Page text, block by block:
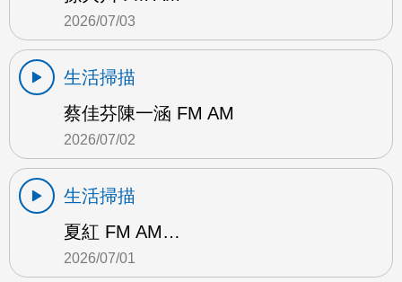
2026/07/03
生活掃描
蔡佳芬陳一涵 FM AM
2026/07/02
生活掃描
夏紅 FM AM…
2026/07/01